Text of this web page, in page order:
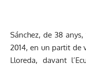
Sánchez, de 38
2014, en un partit de
Lloreda, davant